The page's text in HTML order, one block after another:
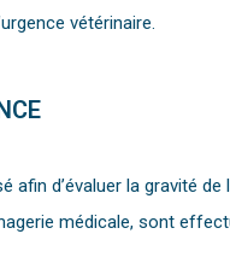
vétérinaire.
afin d’évaluer la
médicale, sont